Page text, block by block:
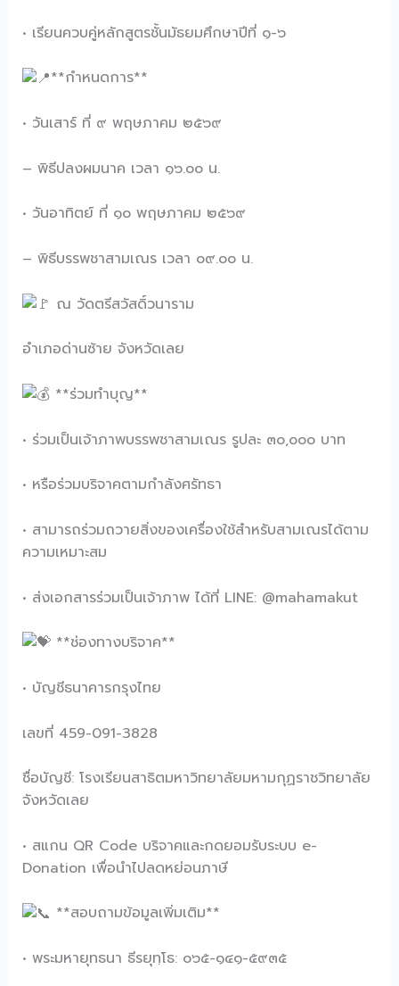
• เรียนควบคู่หลักสูตรชั้นมัธยมศึกษาปีที่ ๑-๖
**กำหนดการ**
• วันเสาร์ ที่ ๙ พฤษภาคม ๒๕๖๙
– พิธีปลงผมนาค เวลา ๑๖.๐๐ น.
• วันอาทิตย์ ที่ ๑๐ พฤษภาคม ๒๕๖๙
– พิธีบรรพชาสามเณร เวลา ๐๙.๐๐ น.
ณ วัดตรีสวัสดิ์วนาราม
อำเภอด่านซ้าย จังหวัดเลย
**ร่วมทำบุญ**
• ร่วมเป็นเจ้าภาพบรรพชาสามเณร รูปละ ๓๐,๐๐๐ บาท
• หรือร่วมบริจาคตามกำลังศรัทธา
• สามารถร่วมถวายสิ่งของเครื่องใช้สำหรับสามเณรได้ตาม
ความเหมาะสม
• ส่งเอกสารร่วมเป็นเจ้าภาพ ได้ที่ LINE: @mahamakut
**ช่องทางบริจาค**
• บัญชีธนาคารกรุงไทย
เลขที่ 459-091-3828
ชื่อบัญชี: โรงเรียนสาธิตมหาวิทยาลัยมหามกุฏราชวิทยาลัย
จังหวัดเลย
• สแกน QR Code บริจาคและกดยอมรับระบบ e-
Donation เพื่อนำไปลดหย่อนภาษี
**สอบถามข้อมูลเพิ่มเติม**
• พระมหายุทธนา ธีรยุทฺโธ: ๐๖๕-๑๔๑-๕๙๓๕